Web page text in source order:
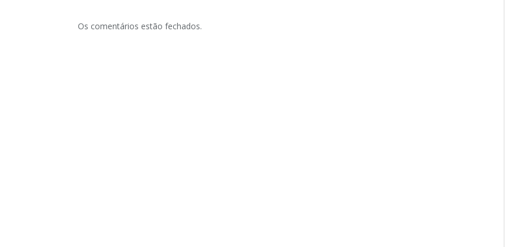
Os comentários estão fechados.